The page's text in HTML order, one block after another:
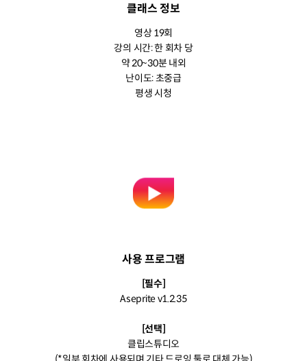
클래스 정보
영상 19회
강의 시간: 한 회차 당
약 20~30분 내외
난이도: 초중급
평생 시청
사용 프로그램
[필수]
Aseprite v1.2.35
[선택]
클립스튜디오